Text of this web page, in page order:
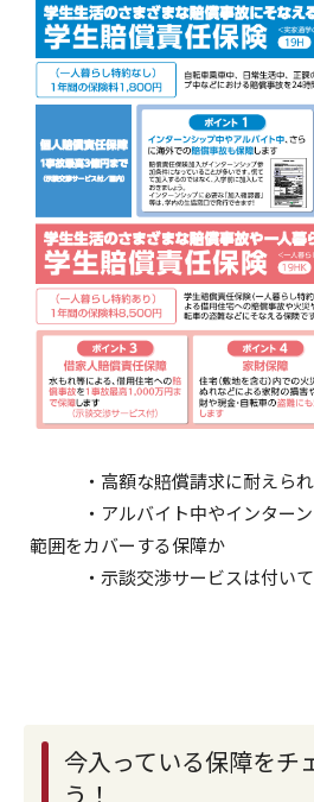
・高額な賠償請求に耐えられ
・アルバイト中やインターン
範囲をカバーする保障か
・示談交渉サービスは付いて
今入っている保障をチ
う！